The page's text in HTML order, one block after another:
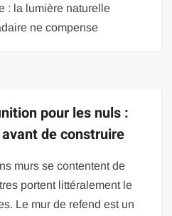
: la lumière naturelle
ne compense
pour les nuls :
de construire
murs se contentent de
portent littéralement le
Le mur de refend est un